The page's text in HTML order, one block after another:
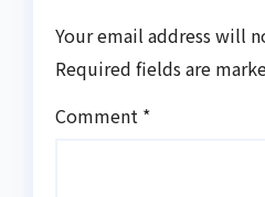
Your email address will
Required fields are
Comment *